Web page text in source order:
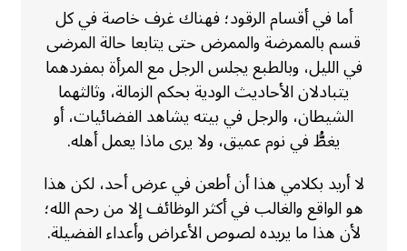
أما في أقسام الرقود؛ فهناك غرف خاصة في كل
قسم بالممرضة والممرض حتى يتابعا حالة المرضى
في الليل، وبالطبع يجلس الرجل مع المرأة بمفردهما
يتبادلان الأحاديث الودية بحكم الزمالة، وثالثهما
الشيطان، والرجل في بيته يشاهد الفضائيات، أو
يغطُّ في نوم عميق، ولا يرى ماذا يعمل أهله.
لا أريد بكلامي هذا أن أطعن في عرض أحد، لكن هذا
هو الواقع والغالب في أكثر الوظائف إلا من رحم الله؛
لأن هذا ما يريده لصوص الأعراض وأعداء الفضيلة.